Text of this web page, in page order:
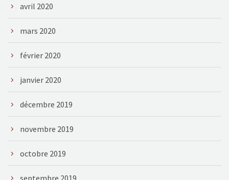
avril 2020
mars 2020
février 2020
janvier 2020
décembre 2019
novembre 2019
octobre 2019